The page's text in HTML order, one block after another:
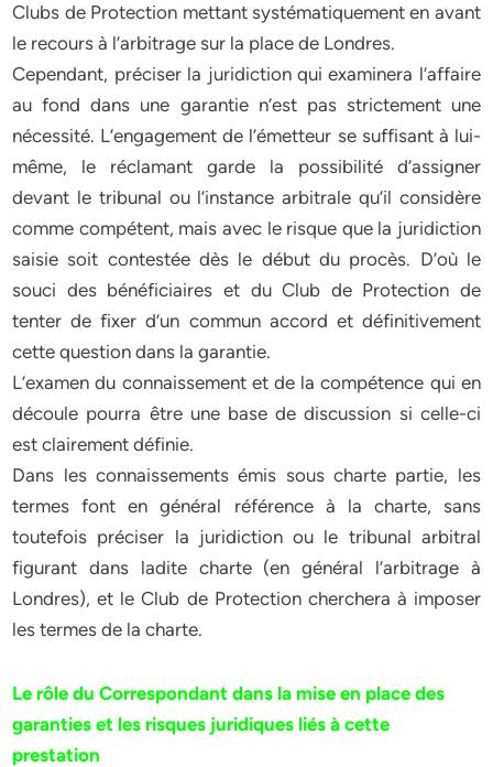
Clubs de Protection mettant systématiquement en avant
le recours à l’arbitrage sur la place de Londres.
Cependant, préciser la juridiction qui examinera l’affaire
au fond dans une garantie n’est pas strictement une
nécessité. L’engagement de l’émetteur se suffisant à lui-
même, le réclamant garde la possibilité d’assigner
devant le tribunal ou l’instance arbitrale qu’il considère
comme compétent, mais avec le risque que la juridiction
saisie soit contestée dès le début du procès. D’où le
souci des bénéficiaires et du Club de Protection de
tenter de fixer d’un commun accord et définitivement
cette question dans la garantie.
L’examen du connaissement et de la compétence qui en
découle pourra être une base de discussion si celle-ci
est clairement définie.
Dans les connaissements émis sous charte partie, les
termes font en général référence à la charte, sans
toutefois préciser la juridiction ou le tribunal arbitral
figurant dans ladite charte (en général l’arbitrage à
Londres), et le Club de Protection cherchera à imposer
les termes de la charte.
Le rôle du Correspondant dans la mise en place des
garanties et les risques juridiques liés à cette
prestation